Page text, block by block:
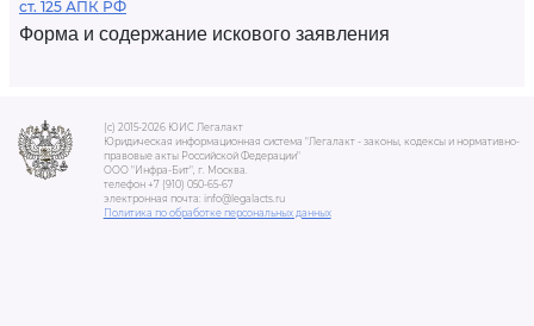
ст. 125 АПК РФ
Форма и содержание искового заявления
(c) 2015-2026 ЮИС Легалакт
Юридическая информационная система "Легалакт - законы, кодексы и нормативно-
правовые акты Российской Федерации"
ООО "Инфра-Бит", г. Москва.
телефон +7 (910) 050-65-67
электронная почта: info@legalacts.ru
Политика по обработке персональных данных